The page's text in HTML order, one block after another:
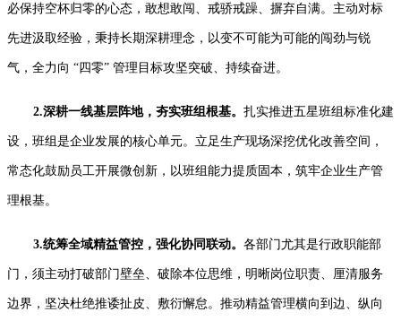
必保持空杯归零的心态，敢想敢闯、戒骄戒躁、摒弃自满。主动对标
先进汲取经验，秉持长期深耕理念，以变不可能为可能的闯劲与锐
气，全力向 “四零” 管理目标攻坚突破、持续奋进。
2.深耕一线基层阵地，夯实班组根基。 扎实推进五星班组标准化建
设，班组是企业发展的核心单元。立足生产现场深挖优化改善空间，
常态化鼓励员工开展微创新，以班组能力提质固本，筑牢企业生产管
理根基。
3.统筹全域精益管控，强化协同联动。 各部门尤其是行政职能部
门，须主动打破部门壁垒、破除本位思维，明晰岗位职责、厘清服务
边界，坚决杜绝推诿扯皮、敷衍懈怠。推动精益管理横向到边、纵向